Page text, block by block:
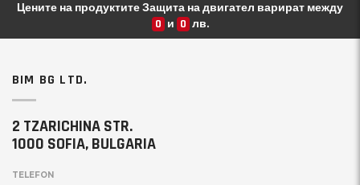
Цените на продуктите Защита на двигател варират между
0 и 0 лв.
BIM BG LTD.
2 TZARICHINA STR.
1000 SOFIA, BULGARIA
TELEFON